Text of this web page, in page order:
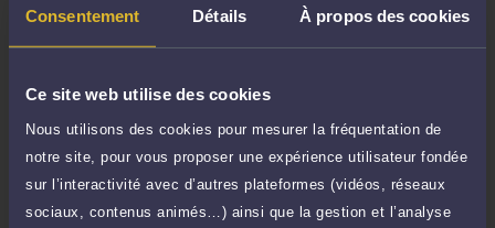
Consentement Détails À propos des cookies
Ce site web utilise des cookies
Nous utilisons des cookies pour mesurer la fréquentation de
notre site, pour vous proposer une expérience utilisateur fondée
sur l’interactivité avec d’autres plateformes (vidéos, réseaux
sociaux, contenus animés…) ainsi que la gestion et l’analyse
de 1.000 caractères)
Consultation écrite
Etude de votre dossier + possibilité
d'ajout d'une pièce jointe
200 €
TTC
Consulter par écrit